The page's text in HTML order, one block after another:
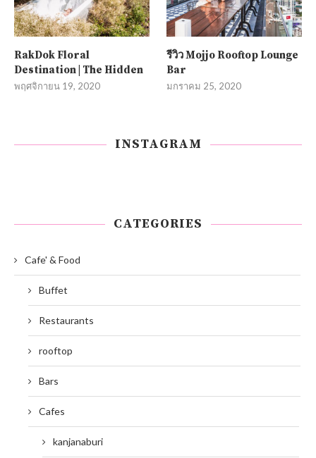
RakDok Floral
Destination | The Hidden
พฤศจิกายน 19, 2020
รีวิว Mojjo Rooftop Lounge
Bar
มกราคม 25, 2020
INSTAGRAM
CATEGORIES
Cafe' & Food
Buffet
Restaurants
rooftop
Bars
Cafes
kanjanaburi